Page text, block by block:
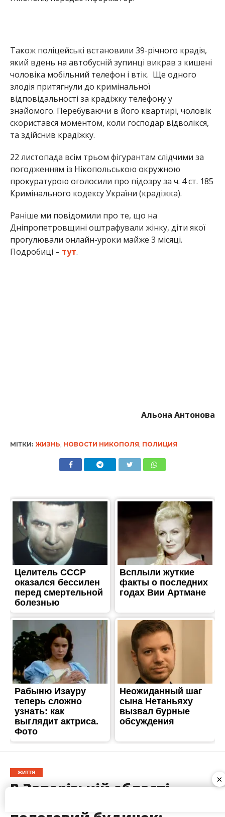
Кримінального кодексу України (крадіжка).
Раніше ми повідомили про те, що на
Дніпропетровщині оштрафували жінку, діти якої
прогулювали онлайн-уроки майже 3 місяці.
Подробиці –тут.
ЖИТТЯ
В Запорізькій області
окупанти обстріляли
пологовий будинок:
загинуло немовля
Опубліковано23.11.2022
×